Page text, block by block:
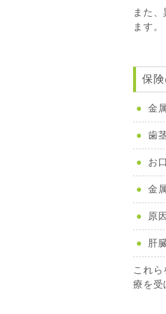
また
ます。
保
金
歯
お
金
原
肝
これ
療を受